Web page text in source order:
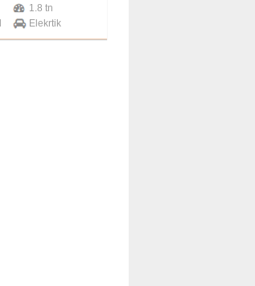
1.8 tn
Elekrtik